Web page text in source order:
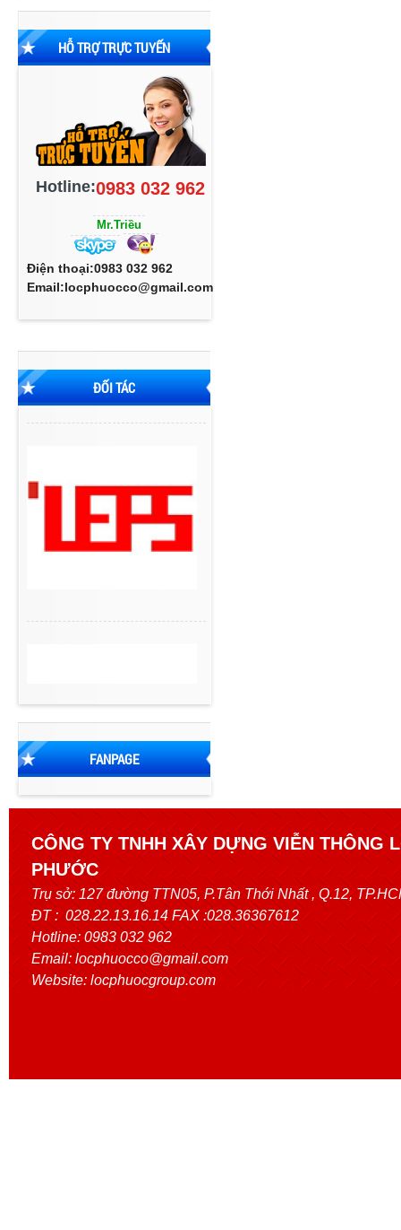
HỖ TRỢ TRỰC TUYẾN
Hotline:0983 032 962
Mr.Triều
Điện thoại:0983 032 962
Email:locphuocco@gmail.com
ĐỐI TÁC
FANPAGE
CÔNG TY TNHH XÂY DỰNG VIỄN THÔNG
PHƯỚC
Trụ sở: 127 đường TTN05, P.Tân Thới Nhất, Q.12,
ĐT : 028.22.13.16.14 FAX :028.36367612
Hotline: 0983 032 962
Email: locphuocco@gmail.com
Website: locphuocgroup.com